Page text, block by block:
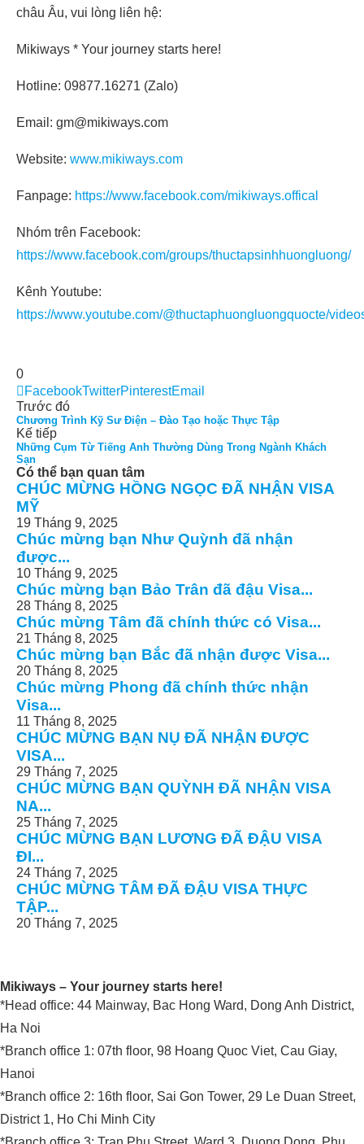
châu Âu, vui lòng liên hệ:
Mikiways * Your journey starts here!
Hotline: 09877.16271 (Zalo)
Email: gm@mikiways.com
Website: www.mikiways.com
Fanpage: https://www.facebook.com/mikiways.offical
Nhóm trên Facebook:
https://www.facebook.com/groups/thuctapsinhhuongluong/
Kênh Youtube:
https://www.youtube.com/@thuctaphuongluongquocte/
0
FacebookTwitterPinterestEmail
Trước đó
Chương Trình Kỹ Sư Điện – Đào Tạo hoặc Thực Tập
Kế tiếp
Những Cụm Từ Tiếng Anh Thường Dùng Trong Ngành Khách
Sạn
Có thể bạn quan tâm
CHÚC MỪNG HỒNG NGỌC ĐÃ NHẬN VISA
MỸ
19 Tháng 9, 2025
Chúc mừng bạn Như Quỳnh đã nhận
được...
10 Tháng 9, 2025
Chúc mừng bạn Bảo Trân đã đậu Visa...
28 Tháng 8, 2025
Chúc mừng Tâm đã chính thức có Visa...
21 Tháng 8, 2025
Chúc mừng bạn Bắc đã nhận được Visa...
20 Tháng 8, 2025
Chúc mừng Phong đã chính thức nhận
Visa...
11 Tháng 8, 2025
CHÚC MỪNG BẠN NỤ ĐÃ NHẬN ĐƯỢC
VISA...
29 Tháng 7, 2025
CHÚC MỪNG BẠN QUỲNH ĐÃ NHẬN VISA
NA...
25 Tháng 7, 2025
CHÚC MỪNG BẠN LƯƠNG ĐÃ ĐẬU VISA
ĐI...
24 Tháng 7, 2025
CHÚC MỪNG TÂM ĐÃ ĐẬU VISA THỰC
TẬP...
20 Tháng 7, 2025
Mikiways – Your journey starts here!
*Head office: 44 Mainway, Bac Hong Ward, Dong Anh District,
Ha Noi
*Branch office 1: 07th floor, 98 Hoang Quoc Viet, Cau Giay,
Hanoi
*Branch office 2: 16th floor, Sai Gon Tower, 29 Le Duan Street,
District 1, Ho Chi Minh City